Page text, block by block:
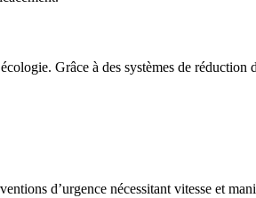
Grâce à des systèmes de
d’urgence nécessitant vitesse et